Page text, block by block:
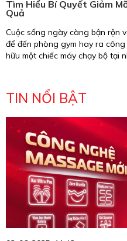
Tìm Hiểu Bí Quyết Giảm
Quả
Cuộc sống ngày càng bận rộn
để đến phòng gym hay ra công
hữu một chiếc máy chạy bộ tại
chạy bộ ngay trong bài viết dưới
TIN NỔI BẬT